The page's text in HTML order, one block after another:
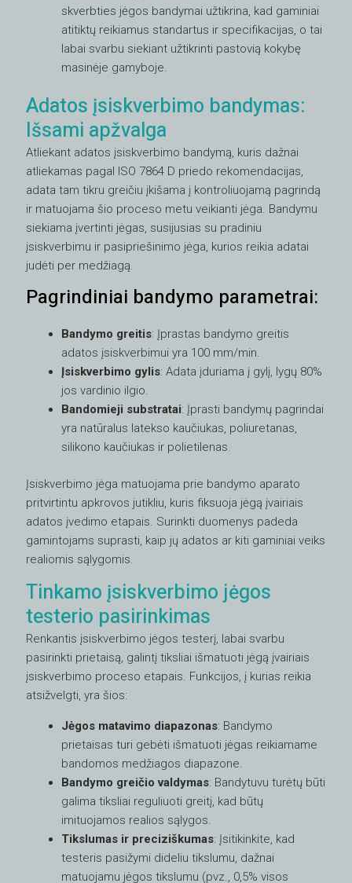
skverbties jėgos bandymai užtikrina, kad gaminiai
atitiktų reikiamus standartus ir specifikacijas, o tai
labai svarbu siekiant užtikrinti pastovią kokybę
masinėje gamyboje.
Adatos įsiskverbimo bandymas:
Išsami apžvalga
Atliekant adatos įsiskverbimo bandymą, kuris dažnai
atliekamas pagal ISO 7864 D priedo rekomendacijas,
adata tam tikru greičiu įkišama į kontroliuojamą pagrindą
ir matuojama šio proceso metu veikianti jėga. Bandymu
siekiama įvertinti jėgas, susijusias su pradiniu
įsiskverbimu ir pasipriešinimo jėga, kurios reikia adatai
judėti per medžiagą.
Pagrindiniai bandymo parametrai:
Bandymo greitis: Įprastas bandymo greitis
adatos įsiskverbimui yra 100 mm/min.
Įsiskverbimo gylis: Adata įduriama į gylį, lygų 80%
jos vardinio ilgio.
Bandomieji substratai: Įprasti bandymų pagrindai
yra natūralus latekso kaučiukas, poliuretanas,
silikono kaučiukas ir polietilenas.
Įsiskverbimo jėga matuojama prie bandymo aparato
pritvirtintu apkrovos jutikliu, kuris fiksuoja jėgą įvairiais
adatos įvedimo etapais. Surinkti duomenys padeda
gamintojams suprasti, kaip jų adatos ar kiti gaminiai veiks
realiomis sąlygomis.
Tinkamo įsiskverbimo jėgos
testerio pasirinkimas
Renkantis įsiskverbimo jėgos testerį, labai svarbu
pasirinkti prietaisą, galintį tiksliai išmatuoti jėgą įvairiais
įsiskverbimo proceso etapais. Funkcijos, į kurias reikia
atsižvelgti, yra šios:
Jėgos matavimo diapazonas: Bandymo
prietaisas turi gebėti išmatuoti jėgas reikiamame
bandomos medžiagos diapazone.
Bandymo greičio valdymas: Bandytuvu turėtų būti
galima tiksliai reguliuoti greitį, kad būtų
imituojamos realios sąlygos.
Tikslumas ir preciziškumas: Įsitikinkite, kad
testeris pasižymi dideliu tikslumu, dažnai
matuojamu jėgos tikslumu (pvz., 0,5% visos